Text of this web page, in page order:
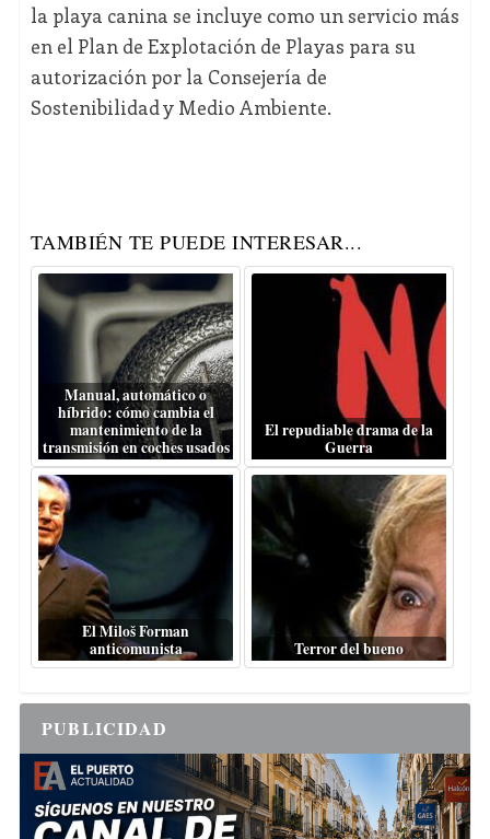
la playa canina se incluye como un servicio más
en el Plan de Explotación de Playas para su
autorización por la Consejería de
Sostenibilidad y Medio Ambiente.
TAMBIÉN TE PUEDE INTERESAR...
Manual, automático o
híbrido: cómo cambia el
mantenimiento de la
transmisión en coches usados
El repudiable drama de la
Guerra
El Miloš Forman
anticomunista
Terror del bueno
PUBLICIDAD